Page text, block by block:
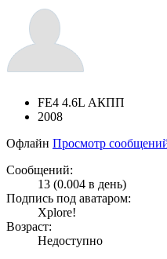
FE4 4.6L АКПП
2008
Офлайн Просмотр
Сообщений:
13 (0.004 в день)
Подпись под аватаром:
Xplore!
Возраст:
Недоступно